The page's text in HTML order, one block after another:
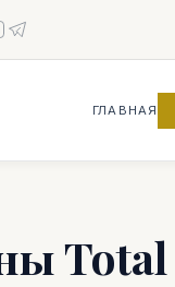
ГЛАВНАЯ
Total